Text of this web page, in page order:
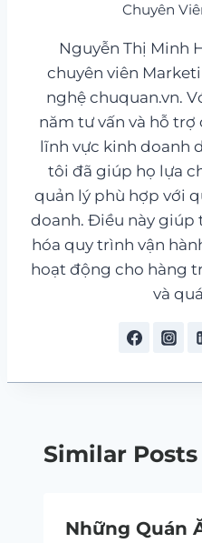
Chuyên
Nguyễn Thị Minh
chuyên viên
nghệ chuquan.vn.
năm tư vấn và hỗ
lĩnh vực kinh doanh
tôi đã giúp họ lựa
quản lý phù hợp với
doanh. Điều này giúp
hóa quy trình vận
hoạt động cho hàng
và
Similar Posts
Những Quán